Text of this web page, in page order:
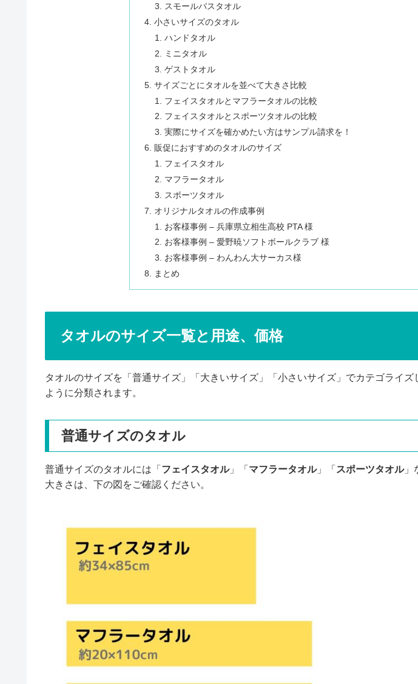
スモールバスタオル
小さいサイズのタオル
ハンドタオル
ミニタオル
ゲストタオル
サイズごとにタオルを並べて大きさ比較
フェイスタオルとマフラータオルの比較
フェイスタオルとスポーツタオルの比較
実際にサイズを確かめたい方はサンプル請求を！
販促におすすめのタオルのサイズ
フェイスタオル
マフラータオル
スポーツタオル
オリジナルタオルの作成事例
お客様事例 – 兵庫県立相生高校 PTA 様
お客様事例 – 愛野暁ソフトボールクラブ 様
お客様事例 – わんわん大サーカス様
まとめ
タオルのサイズ一覧と用途、価格
タオルのサイズを「普通サイズ」「大きいサイズ」「小さいサイズ」でカテゴライ
ように分類されます。
普通サイズのタオル
普通サイズのタオルには「 フェイスタオル」「 マフラータオル」「 スポーツタオル」
大きさは、下の図をご確認ください。